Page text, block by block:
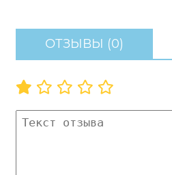
ОТЗЫВЫ (0)